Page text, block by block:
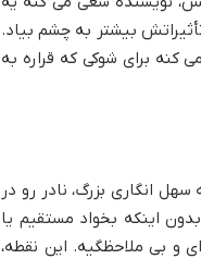
بیشتر به چشم بیاد.
کنه برای شوکی که قراره به
انگاری بزرگ، نادر رو در
اینکه بخواد مستقیم یا
و بی ملاحظگیه. این نقطه،